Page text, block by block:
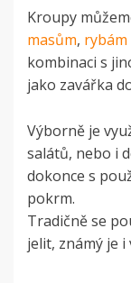
Kroupy
masům, rybám
kombinaci s
jako zavářka
Výborně je
salátů, nebo i
dokonce s
pokrm.
Tradičně se
jelit, známý je